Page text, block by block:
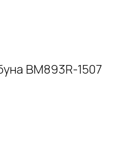
BM893R-1507